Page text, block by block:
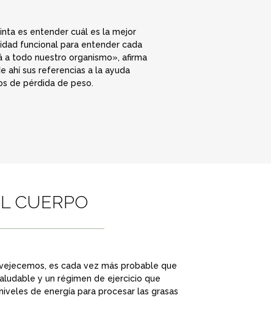
es entender cuál es la mejor
funcional para entender cada
todo nuestro organismo», afirma
ahí sus referencias a la ayuda
de pérdida de peso.
CUERPO
es cada vez más probable que
y un régimen de ejercicio que
de energía para procesar las grasas